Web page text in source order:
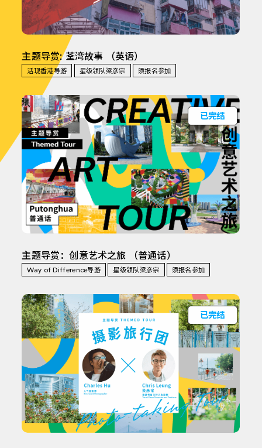
主题导赏: 荃湾故事 （英语）
活现香港导游 星级领队梁彦宗 须报名参加
已完结
主题导赏：创意艺术之旅 （普通话）
Way of Difference导游 星级领队梁彦宗 须报名参加
已完结